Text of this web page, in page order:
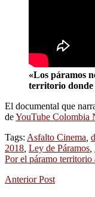
«Los páramos
territorio donde
El documental que
deYouTube Colombia
Tags: Asfalto Cinema,
2018, Ley de Páramos,
Por el páramo
Anterior Post